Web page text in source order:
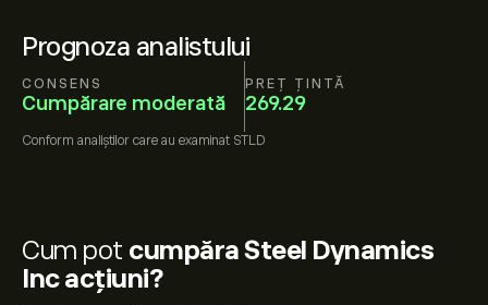
Prognoza analistului
CONSENS
Cumpărare moderată
PREȚ ȚINTĂ
269.29
Conform analiștilor care au examinat STLD
Cum pot cumpăra Steel Dynamics
Inc acțiuni?